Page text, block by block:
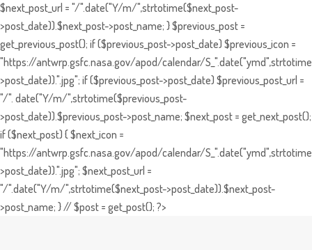
$next_post_url = "/".date("Y/m/",strtotime($next_post-
>post_date)).$next_post->post_name; } $previous_post =
get_previous_post(); if ($previous_post->post_date) $previous_icon =
"https://antwrp.gsfc.nasa.gov/apod/calendar/
>post_date)).".jpg"; if ($previous_post->post_date) $previous_post_url =
"/". date("Y/m/",strtotime($previous_post-
>post_date)).$previous_post->post_name; $next_post = get_next_post();
if ($next_post) { $next_icon =
"https://antwrp.gsfc.nasa.gov/apod/calendar/
>post_date)).".jpg"; $next_post_url =
"/".date("Y/m/",strtotime($next_post->post_date)).$next_post-
>post_name; } // $post = get_post(); ?>